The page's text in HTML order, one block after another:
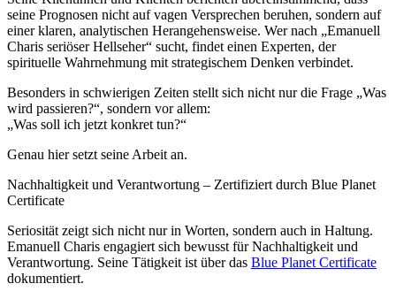
seine Prognosen nicht auf vagen Versprechen beruhen, sondern auf
einer klaren, analytischen Herangehensweise. Wer nach „Emanuell
Charis seriöser Hellseher“ sucht, findet einen Experten, der
spirituelle Wahrnehmung mit strategischem Denken verbindet.
Besonders in schwierigen Zeiten stellt sich nicht nur die Frage „Was
wird passieren?“, sondern vor allem:
„Was soll ich jetzt konkret tun?“
Genau hier setzt seine Arbeit an.
Nachhaltigkeit und Verantwortung – Zertifiziert durch Blue Planet
Certificate
Seriosität zeigt sich nicht nur in Worten, sondern auch in Haltung.
Emanuell Charis engagiert sich bewusst für Nachhaltigkeit und
Verantwortung. Seine Tätigkeit ist über das Blue Planet Certificate
dokumentiert.